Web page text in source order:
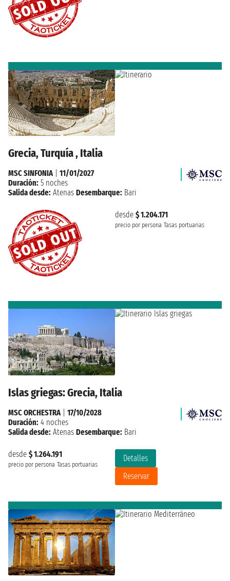
Grecia, Turquía , Italia
desde $ 1.204.171
precio por persona Tasas portuarias
MSC SINFONIA| 11/01/2027
Duración: 5 noches
Salida desde: Atenas Desembarque: Bari
Islas griegas: Grecia, Italia
desde $ 1.264.191
precio por persona Tasas portuarias
Detalles
Reservar
MSC ORCHESTRA
17/10/2028
Duración: 4 noches
Salida desde: Atenas Desembarque: Bari